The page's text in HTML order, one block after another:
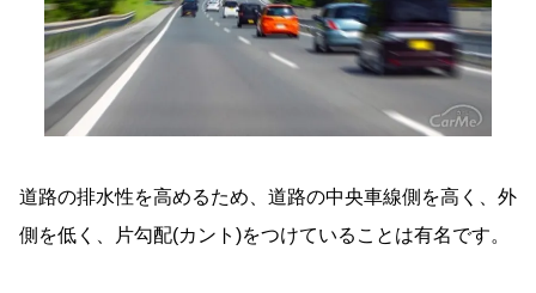
道路の排水性を高めるため、道路の中央車線側を高く、外
側を低く、片勾配(カント)をつけていることは有名です。